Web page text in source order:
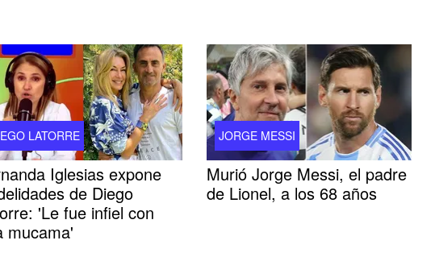
LATORRE
Iglesias expone
de Diego
'Le fue infiel con
mucama'
JORGE MESSI
Murió Jorge Messi, el padre
de Lionel, a los 68 años